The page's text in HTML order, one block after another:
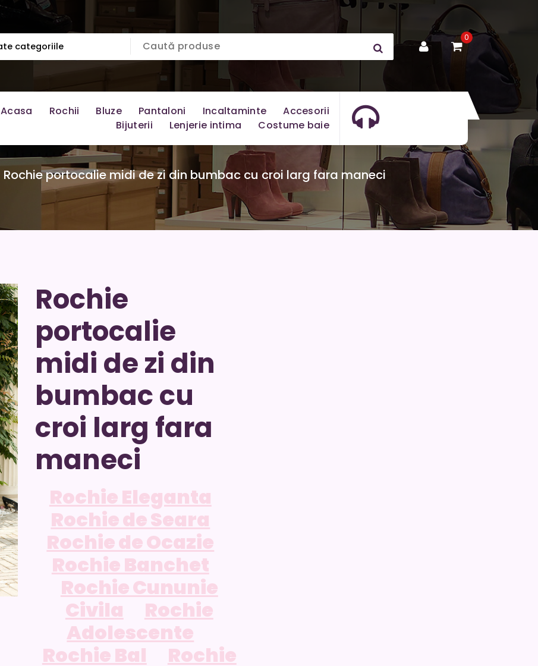
0
Acasa Rochii Bluze Pantaloni Incaltaminte
Accesorii
Bijuterii
Lenjerie intima Costume baie
Rochie portocalie midi de zi din bumbac cu croi larg fara maneci
Rochie
portocalie
midi de zi din
bumbac cu
croi larg fara
maneci
Rochie Eleganta
Rochie de Seara
Rochie de Ocazie
Rochie Banchet
Rochie Cununie
Civila
Rochie
Adolescente
Rochie Bal
Rochie